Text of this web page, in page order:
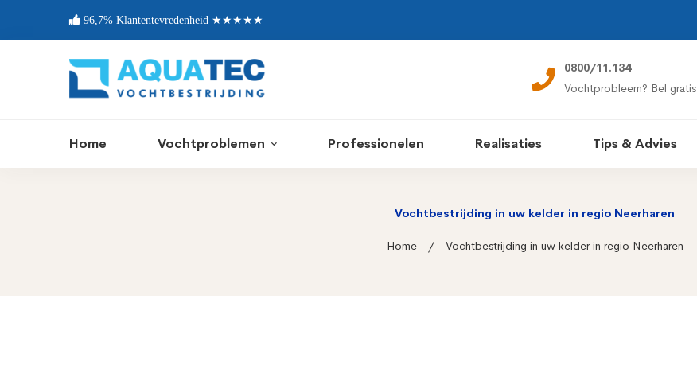
96,7% Klantentevredenheid ★★★★★
0800/11.134
Vochtprobleem? Bel gratis
Home Vochtproblemen Professionelen Realisaties Tips & Advies
Vochtbestrijding in uw kelder in regio Neerharen
Home Vochtbestrijding in uw kelder in regio Neerharen